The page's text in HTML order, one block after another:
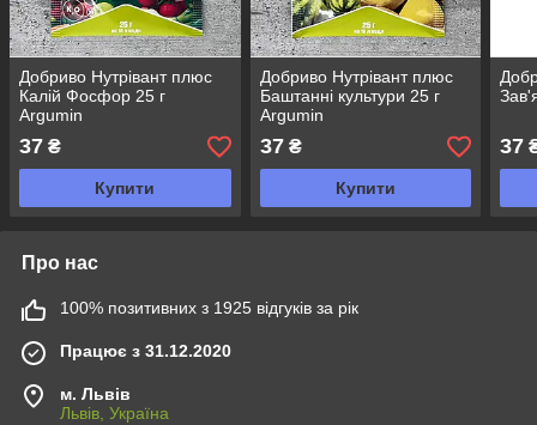
Добриво Нутрівант плюс
Калій Фосфор 25 г
Argumin
37 ₴
Купити
Добриво Нутрівант плюс
Баштанні культури 25 г
Argumin
37₴
Купити
37
Про нас
100% позитивних з 1925 відгуків за рік
Працює з 31.12.2020
м. Львів
Львів, Україна